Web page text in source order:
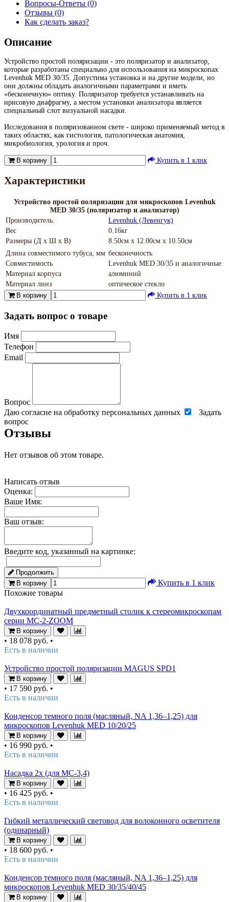
Вопросы-Ответы (0)
Отзывы (0)
Как сделать заказ?
Описание
Устройство простой поляризации - это поляризатор и анализатор,
которые разработаны специально для использования на микроскопах
Levenhuk MED 30/35. Допустима установка и на другие модели, но
они должны обладать аналогичными параметрами и иметь
«бесконечную» оптику. Поляризатор требуется устанавливать на
ирисовую диафрагму, а местом установки анализатора является
специальный слот визуальной насадки.
Исследования в поляризованном свете - широко применяемый метод в
таких областях, как гистология, патологическая анатомия,
микробиология, урология и проч.
В корзину Купить в 1 клик
Характеристики
Устройство простой поляризации для микроскопов Levenhuk
MED 30/35 (поляризатор и анализатор)
Производитель:
Levenhuk (Левенгук)
Вес
0.16кг
Размеры (Д х Ш х В)
8.50см x 12.00см x 10.50см
Длина совместимого тубуса, мм бесконечность
Совместимость
Levenhuk MED 30/35 и аналогичные
Материал корпуса
алюминий
Материал линз
оптическое стекло
В корзину
Купить в 1 клик
Задать вопрос о товаре
Имя
Телефон
Email
Вопрос
Даю согласие на обработку персональных данных
Задать
вопрос
Отзывы
Нет отзывов об этом товаре.
Написать отзыв
Оценка:
Ваше Имя:
Ваш отзыв:
Введите код, указанный на картинке:
Продолжить
В корзину
Купить в 1 клик
Похожие товары
Двухкоординатный предметный столик к стереомикроскопам
серии MC-2-ZOOM
В корзину
• 18 078 руб. •
Есть в наличии
Устройство простой поляризации MAGUS SPD1
В корзину
• 17 590 руб. •
Есть в наличии
Конденсор темного поля (масляный, NA 1,36–1,25) для
микроскопов Levenhuk MED 10/20/25
В корзину
• 16 990 руб. •
Есть в наличии
Насадка 2х (для MC-3,4)
В корзину
• 16 425 руб. •
Есть в наличии
Гибкий металлический световод для волоконного осветителя
(одинарный)
В корзину
• 18 600 руб. •
Есть в наличии
Конденсор темного поля (масляный, NA 1,36–1,25) для
микроскопов Levenhuk MED 30/35/40/45
В корзину